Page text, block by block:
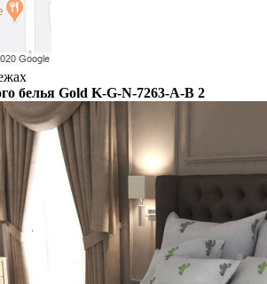
белья Gold K-G-N-7263-A-B 2